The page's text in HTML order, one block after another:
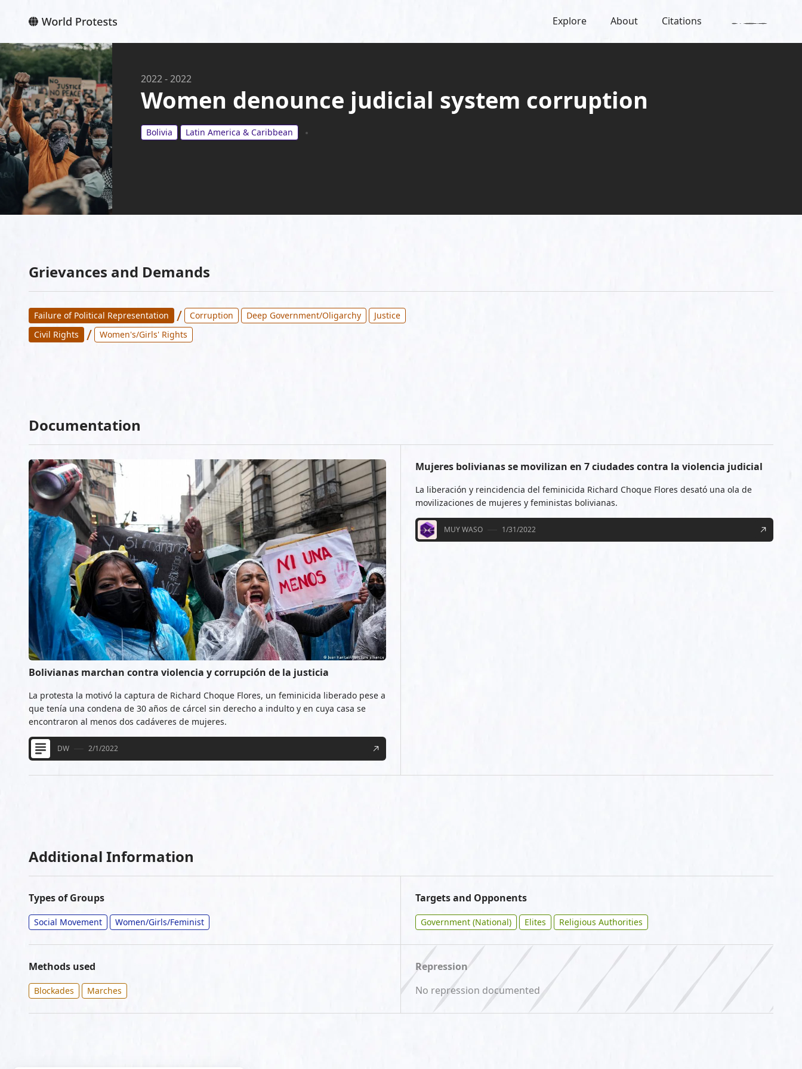
Explore About Citations
2022-2022
Women denounce judicial system corruption
Bolivia Latin America & Caribbean
Grievances and Demands
Failure of Political Representation / Corruption Deep Government/Oligarchy
Justice
Civil Rights
/ Women's/Girls' Rights
Documentation
Bolivianas marchan contra violencia y corrupción de la justicia
La protesta la motivó la captura de Richard Choque Flores, un feminicida liberado pese a
que tenía una condena de 30 años de cárcel sin derecho a indulto y en cuya casa se
encontraron al menos dos cadáveres de mujeres.
DW 2/1/2022
Mujeres bolivianas se movilizan en 7 ciudades contra la violencia judicial
La liberación y reincidencia del feminicida Richard Choque Flores desató una ola de
movilizaciones de mujeres y feministas bolivianas.
MUY WASO 1/31/2022
Additional Information
Types of Groups
Social Movement Women/Girls/Feminist
Targets and Opponents
Government (National) Elites Religious Authorities
Methods used
Blockades Marches
Repression
No repression documented